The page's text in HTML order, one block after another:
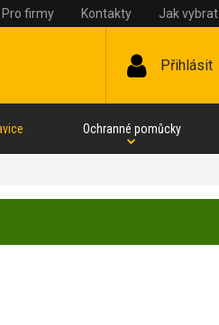
Pro firmy Kontakty Jak vybrat
Přihlásit
Ochranné pomůcky